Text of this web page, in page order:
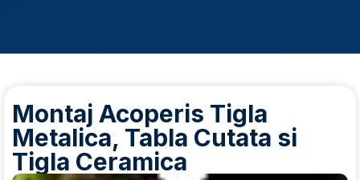
Montaj Acoperis Tigla
Metalica, Tabla Cutata si
Tigla Ceramica